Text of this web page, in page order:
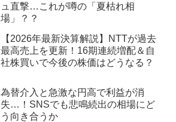
ュ直撃…これが噂の「夏枯れ相
場」？？
【2026年最新決算解説】NTTが過去
最高売上を更新！16期連続増配＆自
社株買いで今後の株価はどうなる？
為替介入と急激な円高で利益が消
失…！SNSでも悲鳴続出の相場にど
う向き合うか